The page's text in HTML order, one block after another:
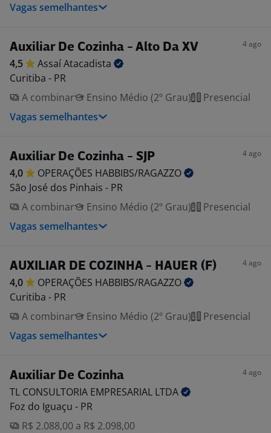
Vagas semelhantes
Auxiliar De Cozinha - Alto Da XV 4 ago
4,5 AssaíAtacadista
Curitiba - PR
A combinar
Ensino Médio (2º Grau)
Presencial
Vagas semelhantes
Auxiliar De Cozinha - SJP 4 ago
4,0 OPERAÇÕES HABBIBS/RAGAZZO
São José dos Pinhais - PR
A combinar
Ensino Médio (2º Grau)
Presencial
Vagas semelhantes
AUXILIAR DE COZINHA - HAUER (F) 4 ago
4,0 OPERAÇÕES HABBIBS/RAGAZZO
Curitiba - PR
A combinar
Ensino Médio (2º Grau)
Presencial
Vagas semelhantes
Auxiliar De Cozinha 4 ago
TL CONSULTORIA EMPRESARIAL LTDA
Foz do Iguaçu - PR
R$ 2.088,00 a R$ 2.098,00